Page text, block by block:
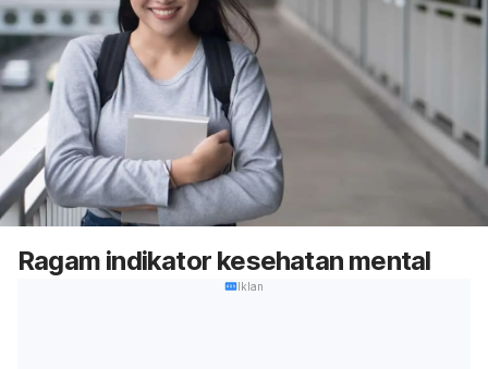
Ragam indikator kesehatan mental
Iklan